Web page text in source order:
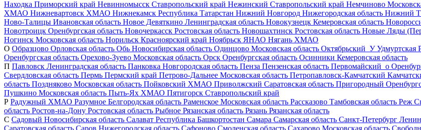
Находка Приморский край Невинномысск Ставропольский край Нежинский Ставропольский край Немчиново
ХМАО Нижневартовск ХМАО Нижнекамск Республика Татарстан Нижний Новгород Нижегородская область Нижний
Ново-Талицы Ивановская область Новое Девяткино Ленинградская область Новокузнецк Кемеровская область
Новотроицк Оренбургская область Новочеркасск Ростовская область Новошахтинск Ростовская область Новые Ляды
Ногинск Московская область Норильск Красноярский край Ноябрьск ЯНАО Нягань ХМАО
О Образцово Орловская область Обь Новосибирская область Одинцово Московская область Октябрьский_У Удмуртская
Оренбургская область Орехово-Зуево Московская область Орск Оренбургская область Осинники Кемеровская область
П Павловск Ленинградская область Панковка Новгородская область Пенза Пензенская область Первомайский_о
Свердловская область Пермь Пермский край Петрово-Дальнее Московская область Петропавловск-Камчатский
область Поздняково Московская область Пойковский ХМАО Приволжский Саратовская область Пригородный
Пушкино Московская область Пыть-Ях ХМАО Пятигорск Ставропольский край
Р Радужный ХМАО Разумное Белгородская область Раменское Московская область Рассказово Тамбовская область Реж
область Ростов-на-Дону Ростовская область Рыбное Рязанская область Рязань Рязанская область
С Садовый Новосибирская область Салават Республика Башкортостан Самара Самарская область Санкт-Петербург
Саратовская область Саров Нижегородская область Сафоново Смоленская область Сахарово Московская область